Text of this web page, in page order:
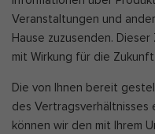
Veranstaltungen und
Hause zuzusenden.
mit Wirkung für die
Die von Ihnen bereit
des
können wir den mit Ihrem